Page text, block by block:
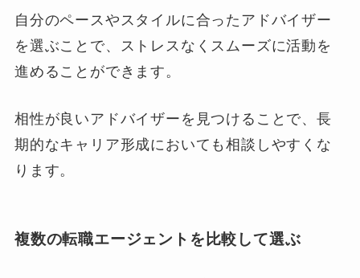
自分のペースやスタイルに合ったアドバイザー
を選ぶことで、ストレスなくスムーズに活動を
進めることができます。
相性が良いアドバイザーを見つけることで、長
期的なキャリア形成においても相談しやすくな
ります。
複数の転職エージェントを比較して選ぶ